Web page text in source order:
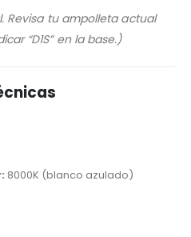
Revisa tu ampolleta actual
“D1S” en la base.)
8000K (blanco azulado)